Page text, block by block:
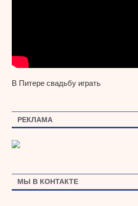
В Питере свадьбу играть
РЕКЛАМА
МЫ В КОНТАКТЕ